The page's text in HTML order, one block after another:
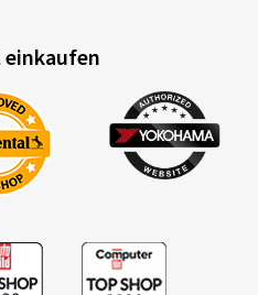
einkaufen